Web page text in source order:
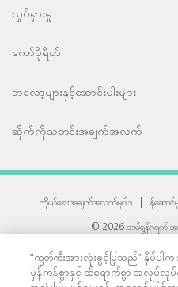
လှုပ်ရှားမှု
ကော်ပိုရိတ်
ဘလော့များနှင့်ဆောင်းပါးများ
ဆိုက်ကိုသတင်းအချက်အလက်
ကိုယ်ရေးအချက်အလက်မူဝါဒ | န်ဆောင်မှု
© 2026 ဘမ်ရွန်ဂရက် အ
33 Sukhumvit 3,
All
“ကွတ်ကီးအားလုံးခွင့်ပြုသည်” နှိပ်ပ
မှန်ကန်စွာနှင့် ထိရောက်စွာ အလုပ်လုပ်